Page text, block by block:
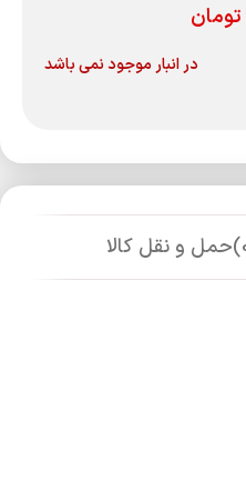
تومان
در انبار موجود نمی باشد
حمل و نقل کالا